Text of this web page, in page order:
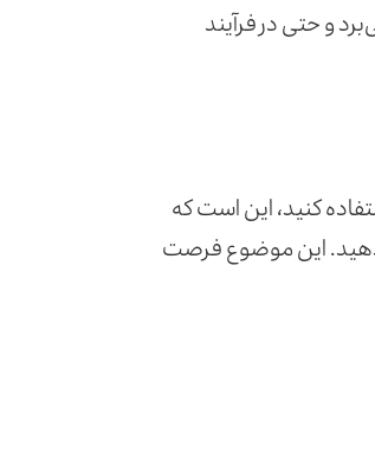
و حتی در فرآیند
کنید، این است که
دهید. این موضوع فرصت